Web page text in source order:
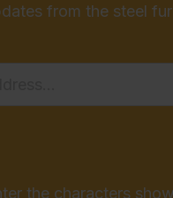
from the steel
the characters